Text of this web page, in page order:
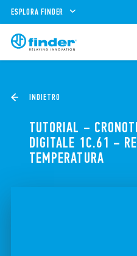
ESPLORA FINDER
INDIETRO
TUTORIAL –
DIGITALE 1C.61 –
TEMPERATURA